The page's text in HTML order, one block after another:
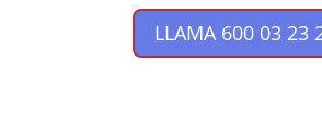
LLAMA 600 03 23